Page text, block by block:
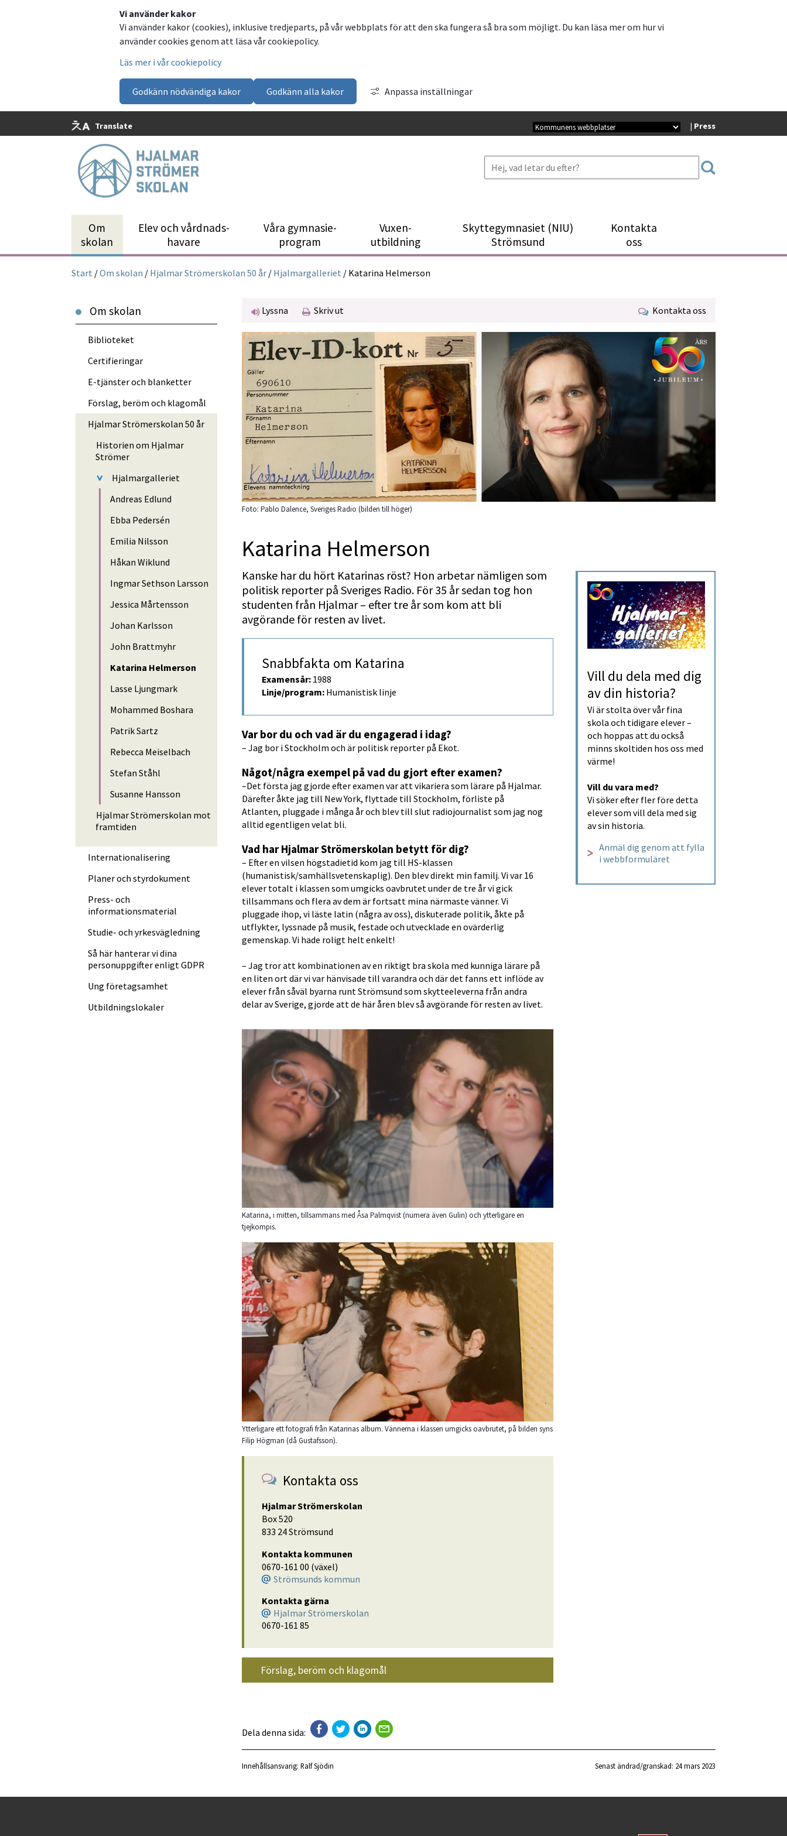
Vi använder kakor
Vi använder kakor (cookies), inklusive tredjeparts, på vår webbplats för att den ska fungera så bra som möjligt. Du kan läsa mer om hur vi
använder cookies genom att läsa vår cookiepolicy.
Läs mer i vår cookiepolicy
Godkänn nödvändiga kakor Godkänn alla kakor Anpassa inställningar
Translate | Press
Kommunala webbplatser
Om
skolan
Elev och vårdnads­
havare
Våra gymnasie­
program
Vuxen­
utbildning
Skytte­gymnasiet (NIU)
Strömsund
Kontakta
oss
Start /Om skolan / Hjalmar Strömerskolan 50 år / Hjalmargalleriet / Katarina Helmerson
Lyssna Skriv ut Kontakta oss
Foto: Pablo Dalence, Sveriges Radio (bilden till höger)
Katarina Helmerson
Kanske har du hört Katarinas röst? Hon arbetar nämligen som
politisk reporter på Sveriges Radio. För 35 år sedan tog hon
studenten från Hjalmar – efter tre år som kom att bli
avgörande för resten av livet.
Snabbfakta om Katarina
Examensår: 1988
Linje/program: Humanistisk linje
Var bor du och vad är du engagerad i idag?
– Jag bor i Stockholm och är politisk reporter på Ekot.
Något/några exempel på vad du gjort efter examen?
–Det första jag gjorde efter examen var att vikariera som lärare på Hjalmar.
Därefter åkte jag till New York, flyttade till Stockholm, förliste på
Atlanten, pluggade i många år och blev till slut radiojournalist som jag nog
alltid egentligen velat bli.
Vad har Hjalmar Strömerskolan betytt för dig?
– Efter en vilsen högstadietid kom jag till HS-klassen
(humanistisk/samhällsvetenskaplig). Den blev direkt min familj. Vi var 16
elever totalt i klassen som umgicks oavbrutet under de tre år vi gick
tillsammans och flera av dem är fortsatt mina närmaste vänner. Vi
pluggade ihop, vi läste latin (några av oss), diskuterade politik, åkte på
utflykter, lyssnade på musik, festade och utvecklade en ovärderlig
gemenskap. Vi hade roligt helt enkelt!
– Jag tror att kombinationen av en riktigt bra skola med kunniga lärare på
en liten ort där vi var hänvisade till varandra och där det fanns ett inflöde av
elever från såväl byarna runt Strömsund som skytteeleverna från andra
Katarina, i mitten, tillsammans med Åsa Palmqvist (numera även Gulin) och ytterligare en
tjejkompis.
Ytterligare ett fotografi från Katarinas album. Vännerna i klassen umgicks oavbrutet, på bilden syns
Filip Högman (då Gustafsson).
Vill du dela med dig
av din historia?
Vi är stolta över vår fina
skola och tidigare elever –
och hoppas att du också
minns skoltiden hos oss med
värme!
Vill du vara med?
Vi söker efter fler före detta
elever som vill dela med sig
av sin historia.
Anmäl dig genom att fylla
i webbformuläret
Kontakta oss
Hjalmar Strömerskolan
Box 520
833 24 Strömsund
Kontakta kommunen
0670-161 00 (växel)
Strömsunds kommun
Kontakta gärna
Hjalmar Strömerskolan
0670-161 85
Förslag, beröm och klagomål
Dela denna sida:
Innehållsansvarig: Ralf Sjödin Senast ändrad/granskad: 24 mars 2023
Om skolan
Biblioteket
Certifieringar
E-tjänster och blanketter
Förslag, beröm och klagomål
Hjalmar Strömerskolan 50 år
Historien om Hjalmar
Strömer
Hjalmargalleriet
Andreas Edlund
Ebba Pedersén
Emilia Nilsson
Håkan Wiklund
Ingmar Sethson Larsson
Jessica Mårtensson
Johan Karlsson
John Brattmyhr
Katarina Helmerson
Lasse Ljungmark
Mohammed Boshara
Patrik Sartz
Rebecca Meiselbach
Stefan Ståhl
Susanne Hansson
Hjalmar Strömerskolan mot
framtiden
Internationalisering
Planer och styrdokument
Press- och
informationsmaterial
Studie- och yrkesvägledning
Så här hanterar vi dina
personuppgifter enligt GDPR
Ung företagsamhet
Utbildningslokaler